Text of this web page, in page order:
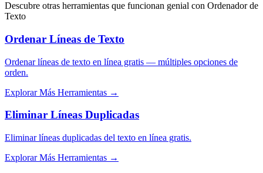
Descubre otras herramientas que funcionan genial con Ordenador de
Texto
Ordenar Líneas de Texto
Ordenar líneas de texto en línea gratis — múltiples opciones de
orden.
Explorar Más Herramientas →
Eliminar Líneas Duplicadas
Eliminar líneas duplicadas del texto en línea gratis.
Explorar Más Herramientas →